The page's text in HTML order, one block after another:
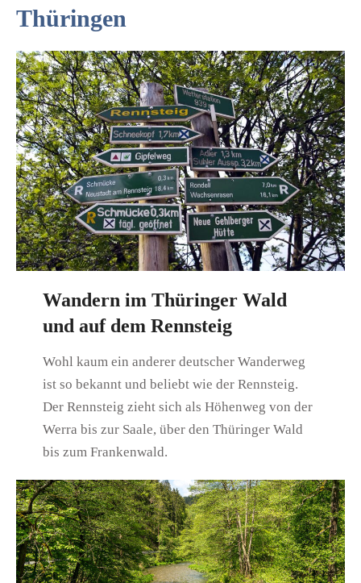
Thüringen
Wandern im Thüringer Wald
und auf dem Rennsteig
Wohl kaum ein anderer deutscher Wanderweg
ist so bekannt und beliebt wie der Rennsteig.
Der Rennsteig zieht sich als Höhenweg von der
Werra bis zur Saale, über den Thüringer Wald
bis zum Frankenwald.